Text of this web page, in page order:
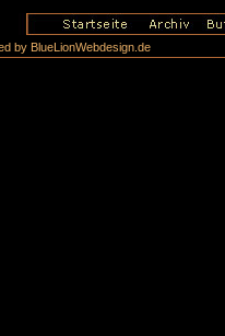
by BlueLionWebdesign.de